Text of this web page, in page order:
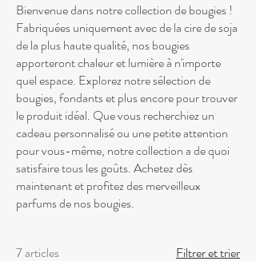
Bienvenue dans notre collection de bougies !
Fabriquées uniquement avec de la cire de soja
de la plus haute qualité, nos bougies
apporteront chaleur et lumière à n'importe
quel espace. Explorez notre sélection de
bougies, fondants et plus encore pour trouver
le produit idéal. Que vous recherchiez un
cadeau personnalisé ou une petite attention
pour vous-même, notre collection a de quoi
satisfaire tous les goûts. Achetez dès
maintenant et profitez des merveilleux
parfums de nos bougies.
7 articles Filtrer et trier